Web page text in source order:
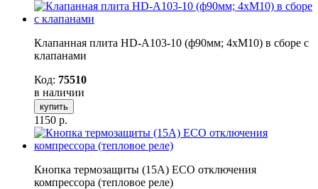
Клапанная плита HD-A103-10 (ф90мм; 4хМ10) в сборе с
клапанами
Код: 75510
в наличии
купить
1150 р.
Кнопка термозащиты (15А) ECO отключения
компрессора (тепловое реле)